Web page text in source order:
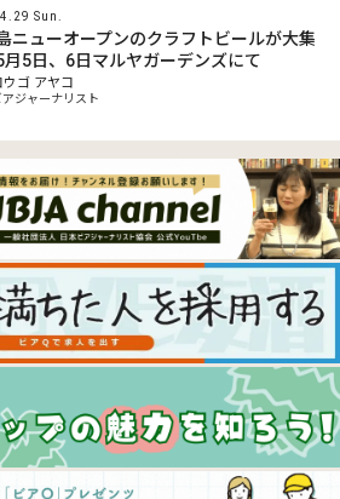
Sun.
ニューオープンのクラフトビールが大集
月5日、6日マルヤガーデンズにて
ウゴ アヤコ
アジャーナリスト